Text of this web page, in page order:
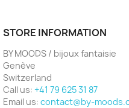
STORE INFORMATION
BY MOODS / bijoux fantaisie
Genève
Switzerland
Call us: +41 79 625 31 87
Email us: contact@by-